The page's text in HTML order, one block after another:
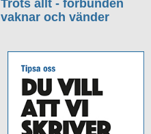
Trots allt - förbunden
vaknar och vänder